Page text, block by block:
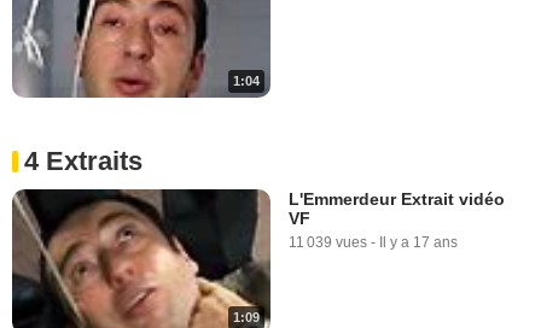
1:04
4 Extraits
1:09
L'Emmerdeur Extrait vidéo
VF
11 039 vues - Il y a 17 ans